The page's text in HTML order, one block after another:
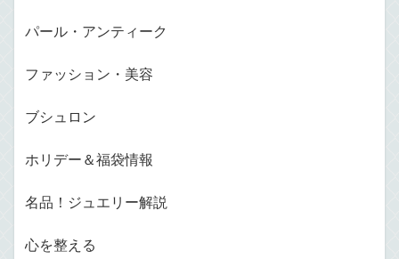
パール・アンティーク
ファッション・美容
ブシュロン
ホリデー＆福袋情報
名品！ジュエリー解説
心を整える